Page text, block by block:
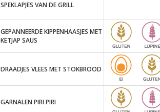
SPEKLAPJES VAN DE GRILL
GEPANNEERDE KIPPENHAASJES MET
KETJAP SAUS
DRAADJES VLEES MET STOKBROOD
GARNALEN PIRI PIRI